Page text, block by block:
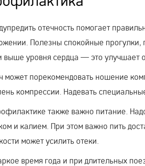
отечность помогает
Полезны спокойные прогулки,
выше уровня сердца — это улучшает
может порекомендовать ношение
компрессии. Надевать
также важно питание.
и калием. При этом важно пить
может усилить отеки.
время года и при длительных